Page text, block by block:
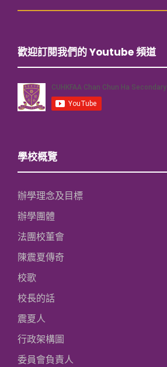
歡迎訂閱我們的 Youtube 頻道
學校概覽
辦學理念及目標
辦學團體
法團校董會
陳震夏傳奇
校歌
校長的話
震夏人
行政架構圖
委員會負責人